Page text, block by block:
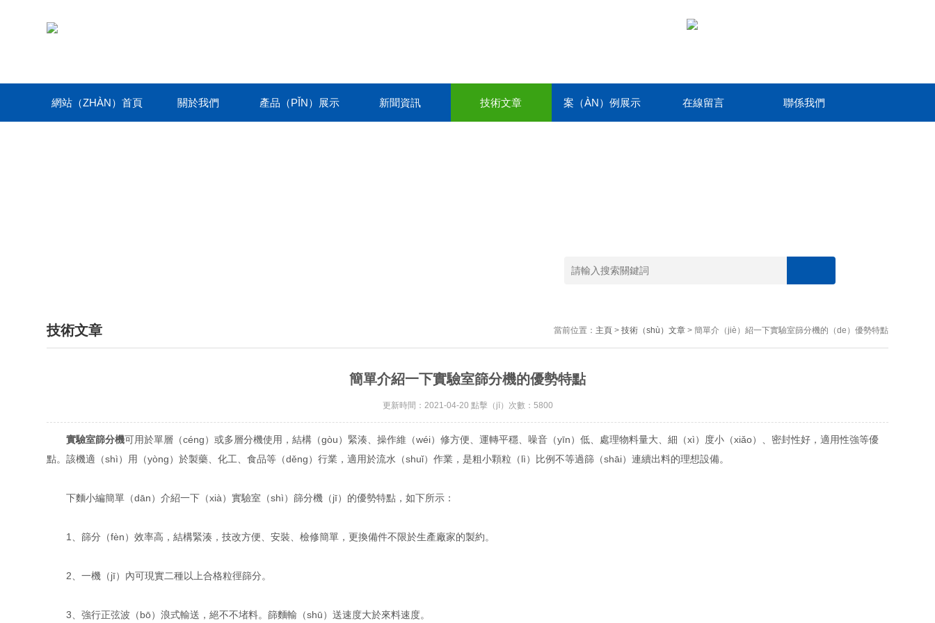
網站（ZHÀN）首頁 關於我們 產品（PǏN）展示 新聞資訊 技術文章 案（ÀN）例展示 在線留言 聯係我們
技術文章 當前位置： 主頁> 技術（shù）文章> 簡單介（jiè）紹一下實驗室篩分機的（de）優勢特點
簡單介紹一下實驗室篩分機的優勢特點
更新時間：2021-04-20 點擊（jī）次數：5800
實驗室篩分機可用於單層（céng）或多層分機使用，結構（gòu）緊湊、操作維（wéi）修方便、運轉平穩、噪音（yīn）低、處理物料量大、細（xì）度小（xiǎo）、密封性好，適用性強等優
點。該機適（shì）用（yòng）於製藥、化工、食品等（děng）行業，適用於流水（shuǐ）作業，是粗小顆粒（lì）比例不等過篩（shāi）連續出料的理想設備。
下麵小編簡單（dān）介紹一下（xià）實驗室（shì）篩分機（jī）的優勢特點，如下所示：
1、篩分（fèn）效率高，結構緊湊，技改方便、安裝、檢修簡單，更換備件不限於生產廠家的製約。
2、一機（jī）內可現實二種以上合格粒徑篩分。
3、強行正弦波（bō）浪式輸送，絕不不堵料。篩麵輸（shū）送速度大於來料速度。